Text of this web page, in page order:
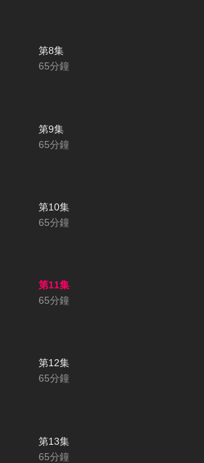
第8集
65分鐘
第9集
65分鐘
第10集
65分鐘
第11集
65分鐘
第12集
65分鐘
第13集
65分鐘